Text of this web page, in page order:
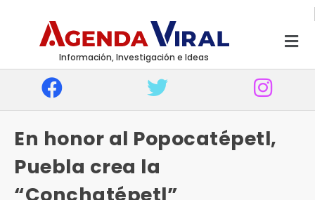
Información, Investigación e Ideas
En honor al Popocatépetl,
Puebla crea la
“Conchatépetl”